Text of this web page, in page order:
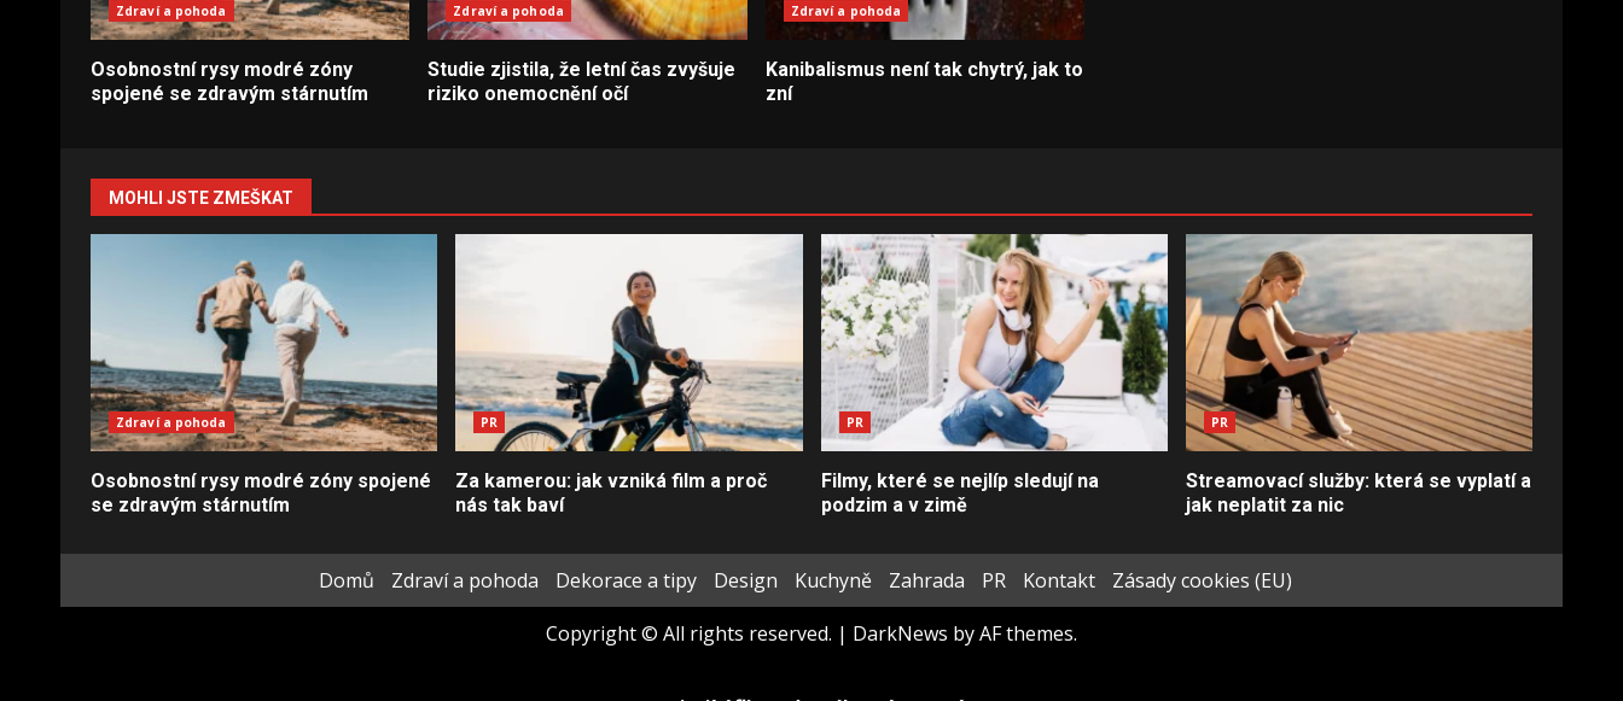
Zdraví a pohoda
Osobnostní rysy modré zóny
spojené se zdravým stárnutím
Zdraví a pohoda
Studie zjistila, že letní čas zvyšuje
riziko onemocnění očí
Zdraví a pohoda
Kanibalismus není tak chytrý, jak to
zní
MOHLI JSTE ZMEŠKAT
Zdraví a pohoda
Osobnostní rysy modré zóny spojené
se zdravým stárnutím
PR
Za kamerou: jak vzniká film a proč
nás tak baví
PR
Filmy, které se nejlíp sledují na
podzim a v zimě
PR
Streamovací služby: která se vyplatí a
jak neplatit za nic
Domů Zdraví a pohoda Dekorace a tipy Design Kuchyně Zahrada PR Kontakt
Zásady cookies (EU)
Copyright © All rights reserved. | DarkNews by AF themes.